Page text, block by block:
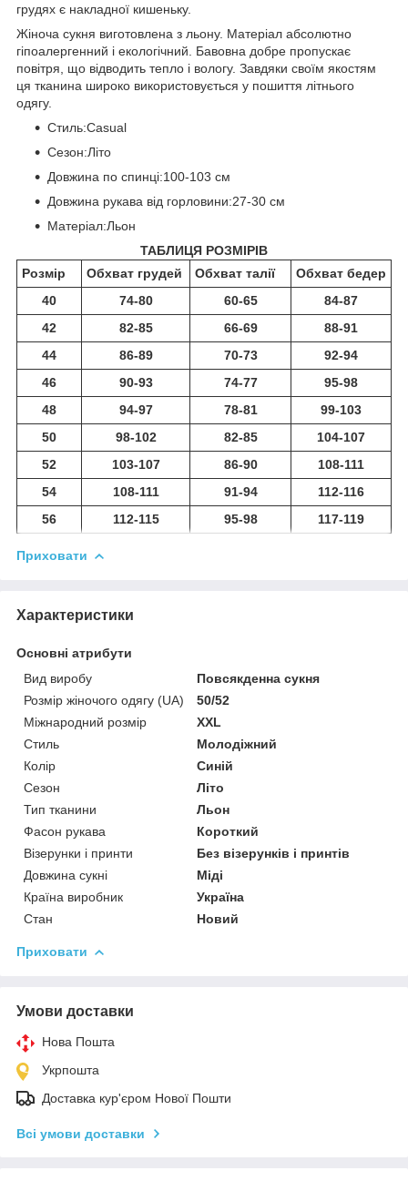
грудях є накладної кишеньку.
Жіноча сукня виготовлена з льону. Матеріал абсолютно
гіпоалергенний і екологічний. Бавовна добре пропускає
повітря, що відводить тепло і вологу. Завдяки своїм якостям
ця тканина широко використовується у пошиття літнього
одягу.
Стиль:Casual
Сезон:Літо
Довжина по спинці:100-103 см
Довжина рукава від горловини:27-30 см
Матеріал:Льон
ТАБЛИЦЯ РОЗМІРІВ
Розмір
Обхват грудей Обхват талії
Обхват бедер
40
74-80 60-65
84-87
42
82-85 66-69
88-91
44
86-89 70-73
92-94
46
90-93 74-77
95-98
48
94-97 78-81
99-103
50
98-102 82-85
104-107
52
103-107 86-90
108-111
54
108-111 91-94
112-116
56
112-115 95-98 117-119
Приховати
Характеристики
Основні атрибути
Вид виробу
Повсякденна сукня
Розмір жіночого одягу (UA)
50/52
Міжнародний розмір
XXL
Стиль
Молодіжний
Колір
Синій
Сезон
Літо
Тип тканини
Льон
Фасон рукава
Короткий
Візерунки і принти
Без візерунків і принтів
Довжина сукні
Міді
Країна виробник
Україна
Стан
Новий
Приховати
Умови доставки
Нова Пошта
Укрпошта
Доставка кур'єром Нової Пошти
Всі умови доставки